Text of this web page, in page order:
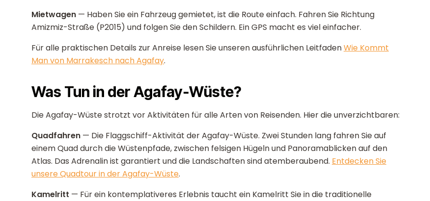
Mietwagen — Haben Sie ein Fahrzeug gemietet, ist die Route einfach. Fahren Sie Richtung
Amizmiz-Straße (P2015) und folgen Sie den Schildern. Ein GPS macht es viel einfacher.
Für alle praktischen Details zur Anreise lesen Sie unseren ausführlichen LeitfadenWie Kommt
Man von Marrakesch nach Agafay.
Was Tun in der Agafay-Wüste?
Die Agafay-Wüste strotzt vor Aktivitäten für alle Arten von Reisenden. Hier die unverzichtbaren:
Quadfahren — Die Flaggschiff-Aktivität der Agafay-Wüste. Zwei Stunden lang fahren Sie auf
einem Quad durch die Wüstenpfade, zwischen felsigen Hügeln und Panoramablicken auf den
Atlas. Das Adrenalin ist garantiert und die Landschaften sind atemberaubend. Entdecken Sie
unsere Quadtour in der Agafay-Wüste.
Kamelritt — Für ein kontemplativeres Erlebnis taucht ein Kamelritt Sie in die traditionelle